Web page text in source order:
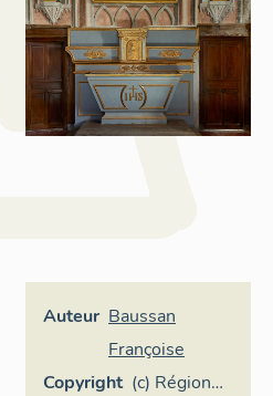
Auteur Baussan
Françoise
Copyright (c) Région